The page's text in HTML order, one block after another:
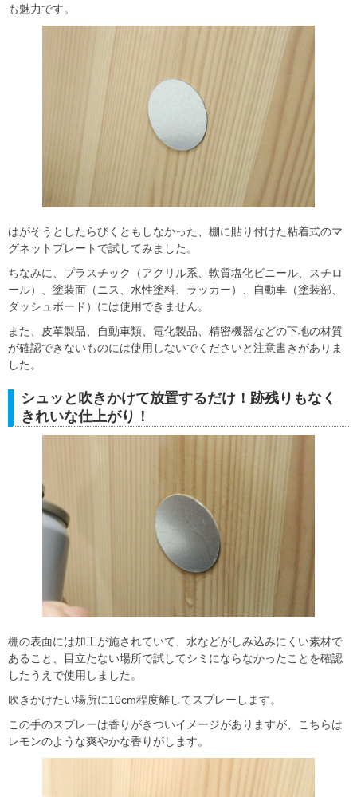
も魅力です。
はがそうとしたらびくともしなかった、棚に貼り付けた粘着式のマ
グネットプレートで試してみました。
ちなみに、プラスチック（アクリル系、軟質塩化ビニール、スチロ
ール）、塗装面（ニス、水性塗料、ラッカー）、自動車（塗装部、
ダッシュボード）には使用できません。
また、皮革製品、自動車類、電化製品、精密機器などの下地の材質
が確認できないものには使用しないでくださいと注意書きがありま
した。
シュッと吹きかけて放置するだけ！跡残りもなく
きれいな仕上がり！
棚の表面には加工が施されていて、水などがしみ込みにくい素材で
あること、目立たない場所で試してシミにならなかったことを確認
したうえで使用しました。
吹きかけたい場所に10cm程度離してスプレーします。
この手のスプレーは香りがきついイメージがありますが、こちらは
レモンのような爽やかな香りがします。